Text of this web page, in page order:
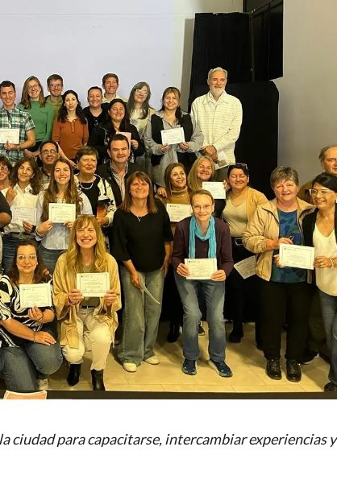
ciudad para capacitarse, intercambiar experiencias y